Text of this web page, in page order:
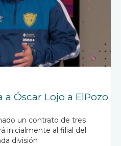
a Óscar Lojo a ElPozo
un contrato de tres
inicialmente al filial del
división